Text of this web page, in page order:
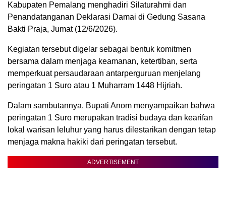
Kabupaten Pemalang menghadiri Silaturahmi dan
Penandatanganan Deklarasi Damai di Gedung Sasana
Bakti Praja, Jumat (12/6/2026).
Kegiatan tersebut digelar sebagai bentuk komitmen
bersama dalam menjaga keamanan, ketertiban, serta
memperkuat persaudaraan antarperguruan menjelang
peringatan 1 Suro atau 1 Muharram 1448 Hijriah.
Dalam sambutannya, Bupati Anom menyampaikan bahwa
peringatan 1 Suro merupakan tradisi budaya dan kearifan
lokal warisan leluhur yang harus dilestarikan dengan tetap
menjaga makna hakiki dari peringatan tersebut.
ADVERTISEMENT